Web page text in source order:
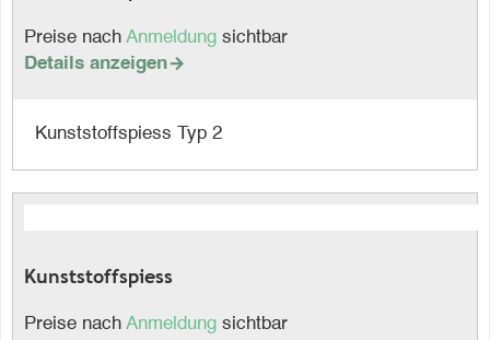
Preise nach Anmeldung sichtbar
Details anzeigen
Kunststoffspiess Typ 2
Kunststoffspiess
Preise nach Anmeldung sichtbar